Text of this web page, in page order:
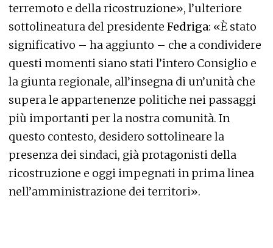
terremoto e della ricostruzione», l’ulteriore
sottolineatura del presidente Fedriga: «È stato
significativo – ha aggiunto – che a condividere
questi momenti siano stati l’intero Consiglio e
la giunta regionale, all’insegna di un’unità che
supera le appartenenze politiche nei passaggi
più importanti per la nostra comunità. In
questo contesto, desidero sottolineare la
presenza dei sindaci, già protagonisti della
ricostruzione e oggi impegnati in prima linea
nell’amministrazione dei territori».